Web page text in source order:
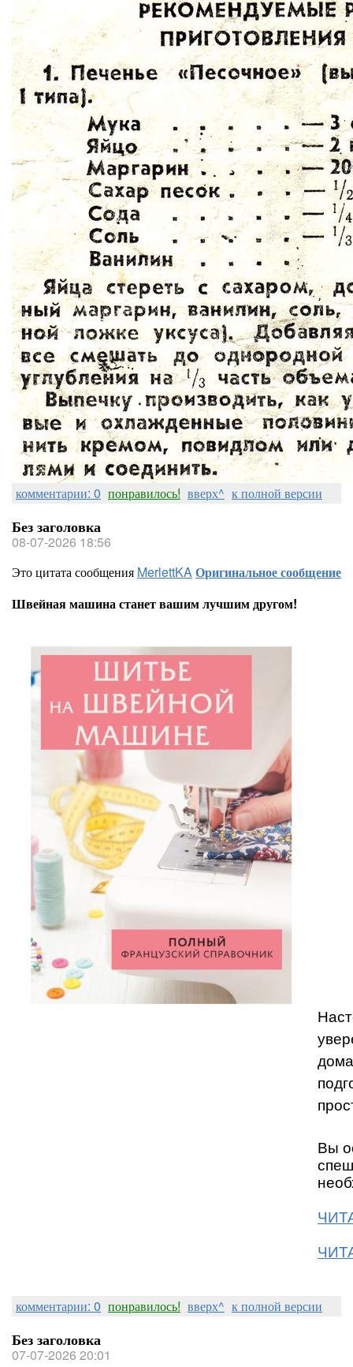
комментарии: 0 понравилось! вверх^ к полной версии
Без заголовка
08-07-2026 18:56
Это цитата сообщения MerlettKAОригинальное сообщение
Швейная машина станет вашим лучшим другом!
Вы
комментарии: 0 понравилось! вверх^ к полной версии
Без заголовка
07-07-2026 20:01